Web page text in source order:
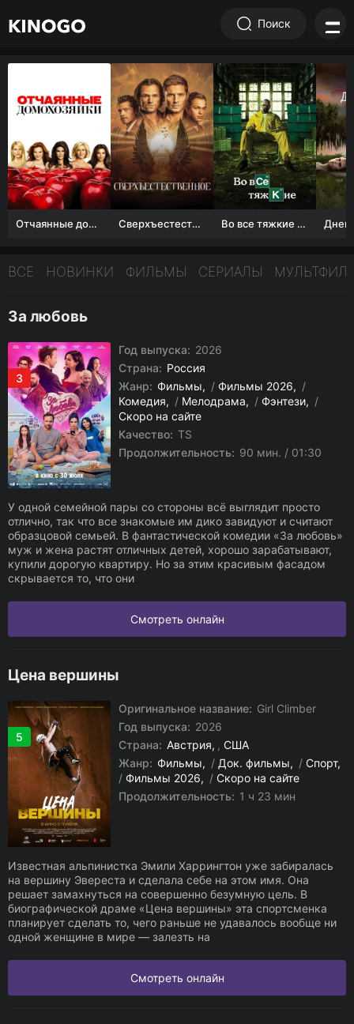
Поиск
Отчаянные домохозяйки (1 сезон) Сверхъестественное Во все тяжкие 1-5 сезон
ВСЕ НОВИНКИ ФИЛЬМЫ СЕРИАЛЫ
За любовь
3
Год выпуска: 2026
Страна: Россия
Жанр: Фильмы / Фильмы 2026
/
Комедия
/ Мелодрама / Фэнтези
/
Скоро на сайте
Качество: TS
Продолжительность: 90 мин. / 01:30
У одной семейной пары со стороны всё выглядит просто
отлично, так что все знакомые им дико завидуют и считают
образцовой семьей. В фантастической комедии «За любовь»
муж и жена растят отличных детей, хорошо зарабатывают,
купили дорогую квартиру. Но за этим красивым фасадом
скрывается то, что они
Смотреть онлайн
Цена вершины
5
Оригинальное название: Girl Climber
Год выпуска: 2026
Страна: Австрия , США
Жанр: Фильмы / Док. фильмы / Спорт
/ Фильмы 2026 / Скоро на сайте
Продолжительность: 1 ч 23 мин
Известная альпинистка Эмили Харрингтон уже забиралась
на вершину Эвереста и сделала себе на этом имя. Она
решает замахнуться на совершенно безумную цель. В
биографической драме «Цена вершины» эта спортсменка
планирует сделать то, чего раньше не удавалось вообще ни
одной женщине в мире — залезть на
Смотреть онлайн